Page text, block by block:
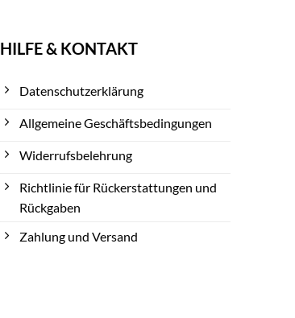
HILFE & KONTAKT
Datenschutzerklärung
Allgemeine Geschäftsbedingungen
Widerrufsbelehrung
Richtlinie für Rückerstattungen und
Rückgaben
Zahlung und Versand